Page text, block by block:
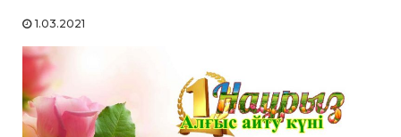
1.03.2021